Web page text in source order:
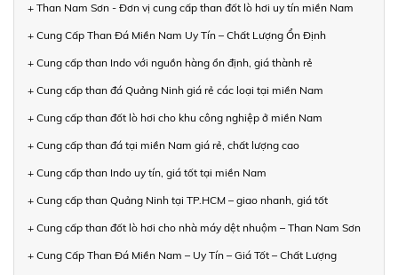
+ Than Nam Sơn - Đơn vị cung cấp than đốt lò hơi uy tín miền Nam
+ Cung Cấp Than Đá Miền Nam Uy Tín – Chất Lượng Ổn Định
+ Cung cấp than Indo với nguồn hàng ổn định, giá thành rẻ
+ Cung cấp than đá Quảng Ninh giá rẻ các loại tại miền Nam
+ Cung cấp than đốt lò hơi cho khu công nghiệp ở miền Nam
+ Cung cấp than đá tại miền Nam giá rẻ, chất lượng cao
+ Cung cấp than Indo uy tín, giá tốt tại miền Nam
+ Cung cấp than Quảng Ninh tại TP.HCM – giao nhanh, giá tốt
+ Cung cấp than đốt lò hơi cho nhà máy dệt nhuộm – Than Nam Sơn
+ Cung Cấp Than Đá Miền Nam – Uy Tín – Giá Tốt – Chất Lượng